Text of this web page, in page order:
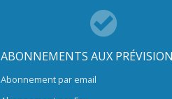
ABONNEMENTS AUX
Abonnement par email